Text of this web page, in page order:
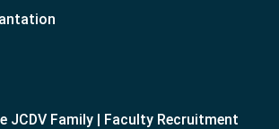
JCDV Family | Faculty Recruitment